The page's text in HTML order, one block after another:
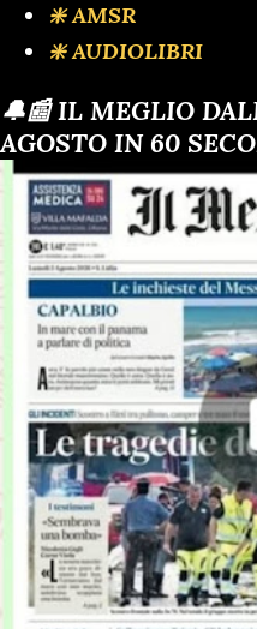
❇️ AMSR
❇️ AUDIOLIBRI
🔔📰 IL MEGLIO
AGOSTO IN 60